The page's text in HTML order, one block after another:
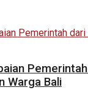
Warga Bali